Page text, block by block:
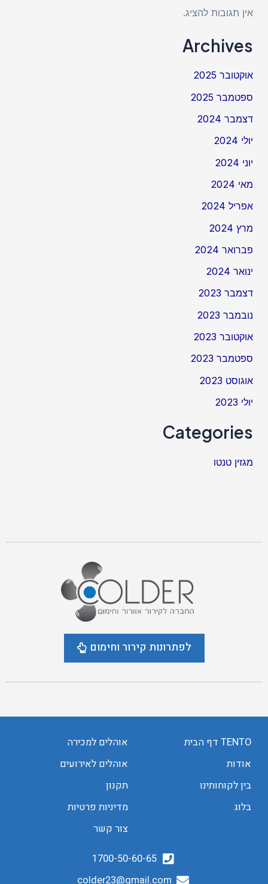
אין תגובות להציג.
Archives
אוקטובר 2025
ספטמבר 2025
דצמבר 2024
יולי 2024
יוני 2024
מאי 2024
אפריל 2024
מרץ 2024
פברואר 2024
ינואר 2024
דצמבר 2023
נובמבר 2023
אוקטובר 2023
ספטמבר 2023
אוגוסט 2023
יולי 2023
Categories
מגזין טנטו
לפתרונות קירור וחימום
TENTO דף הבית
אודות
בין לקוחותינו
בלוג
אוהלים למכירה
אוהלים לאירועים
תקנון
מדיניות פרטיות
צור קשר
1700-50-60-65
colder23@gmail.com